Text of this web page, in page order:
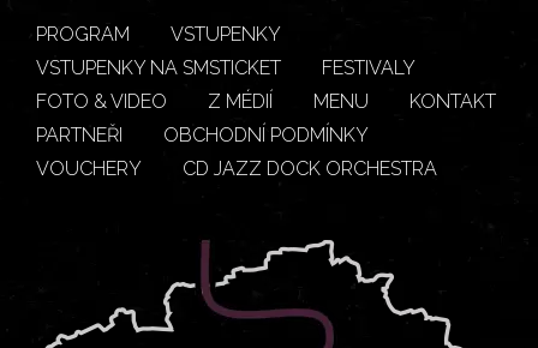
PROGRAM
VSTUPENKY
VSTUPENKY NA SMSTICKET
FESTIVALY
FOTO & VIDEO
Z MÉDIÍ MENU
KONTAKT
PARTNEŘI
OBCHODNÍ PODMÍNKY
VOUCHERY
CD JAZZ DOCK ORCHESTRA